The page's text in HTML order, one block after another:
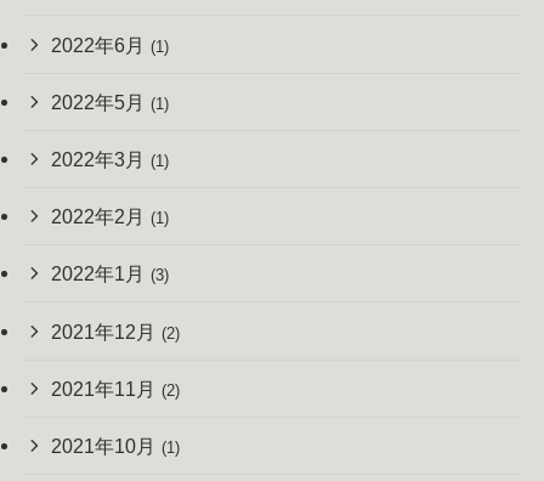
2022年6月 (1)
2022年5月 (1)
2022年3月 (1)
2022年2月 (1)
2022年1月 (3)
2021年12月 (2)
2021年11月 (2)
2021年10月 (1)